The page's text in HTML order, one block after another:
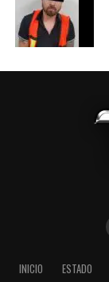
INICIO ESTADO